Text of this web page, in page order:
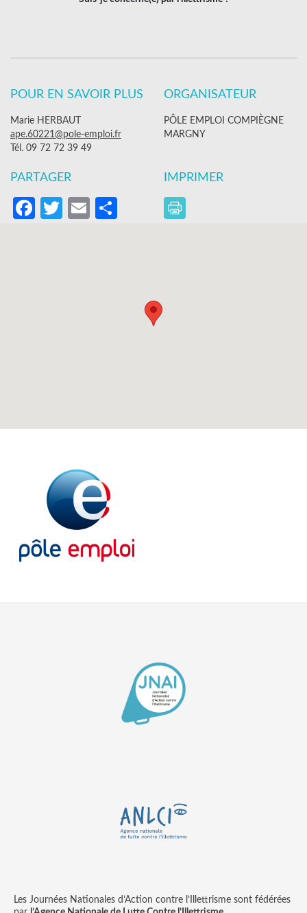
POUR EN SAVOIR PLUS
Marie HERBAUT
ape.60221@pole-emploi.fr
Tél. 09 72 72 39 49
ORGANISATEUR
PÔLE EMPLOI COMPIÈGNE
MARGNY
PARTAGER
Facebook
Twitter
EmailPartager
IMPRIMER
Les Journées Nationales d’Action contre l’Illettrisme sont fédérées